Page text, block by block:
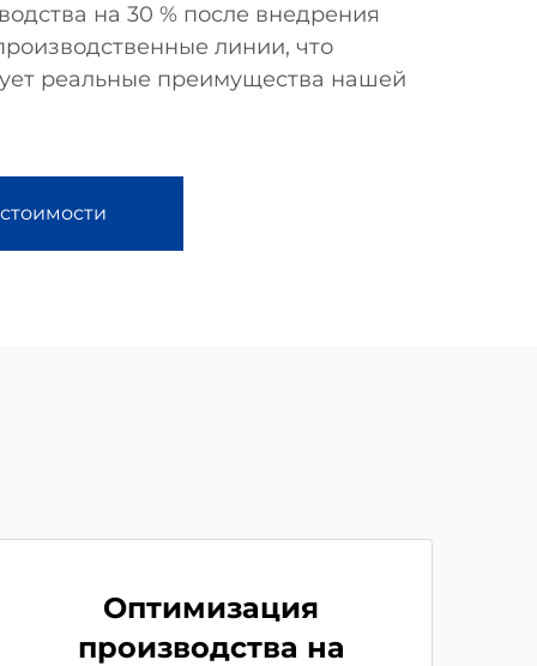
на 30 % после внедрения
линии, что
реальные преимущества нашей
Оптимизация
производства на